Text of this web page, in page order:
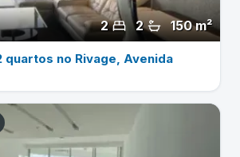
150 m²
2
2
no Rivage, Avenida